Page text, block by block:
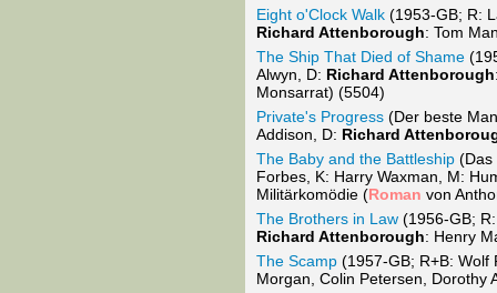
Eight o'Clock Walk (1953-GB; R:
Richard Attenborough: Tom
The Ship That Died of Shame
Alwyn, D: Richard Attenborough
Monsarrat) (5504)
Private's Progress (Der beste
Addison, D: Richard
The Baby and the Battleship (Das
Forbes, K: Harry Waxman, M:
Militärkomödie (Roman von
The Brothers in Law (1956-GB;
Richard Attenborough: Henry
The Scamp (1957-GB; R+B:
Morgan, Colin Petersen, Dorothy